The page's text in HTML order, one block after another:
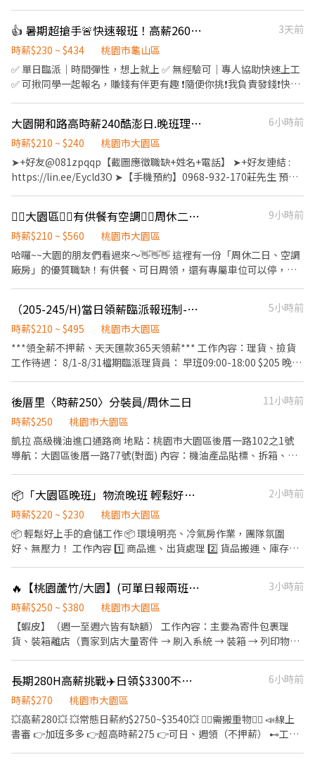
職時段： 彈性工時，輕鬆安排生活與工作~ 早班｜08:00-17:00、
09:00－18:00➡️ NT$230 午班｜13:00－20:00、14:00－23:00➡️
NT$230 晚班｜17:30－22:30➡️ NT$260 夜班｜21:00－06:00、
23:00－08:00、00:00－08:00➡️ NT$260 📍桃園市龜山區頂湖二街
後請截圖職缺文➡️私訊留下 ⌜姓名✚電話⌟ 謝謝❤️ #搞笑專員陪你抬
槓 #免諮詢費
👍 暑期超搶手🚨快速報班！高薪260🔥日領現賺💸多時段任選！
3天前
時薪$230 ~ $434
桃園市龜山區
✅ 單日臨派｜時間彈性，想上就上 ✅ 無經驗可｜專人協助快速上工
✅ 可揪同學一起報名，賺錢有伴更有趣 ❗️隨便你挑❗️我負責發錢❗️快找
17:30－22:30 夜班: 00:00－08:00 夜11班:23:00－08:00 晚9班：
21:00－06:00 ~~~~~~~~~~~~~~~~~~~~~~~~~~~~~~ 💸時薪230💸
專區 早9班：09:00 － 18:00 早8班：08:00 －17:00 午13班：13:00
－20:00 午14班：14:00－23:00 工作內容: 簡單分貨＋包裹整理 工作
地點： 📍地址: 桃園市龜山區頂湖二街
津貼加碼250~600💸 🕒 上班時段 ▪ 早班：08:00 - 17:00｜時薪
$210 ▪ 晚班：18:00 - 03:00｜時薪 $240 地址: 桃1📍桃園市大園區
建國路 桃3📍桃園市大園區中山南路 桃4📍桃園市觀音區玉林路一段
桃5📍桃園市觀音區寶倉街 桃6📍桃園市大園區航翔路 RC8📍桃園市
楊梅區環東路 桃9📍桃園市大園區建國路 桃17📍桃園市大園區開和
路 ━━━━━━━━━━━━━━━━━━━━━ ❤️𝑳𝒊𝒏𝒆 𝑰𝑫：
【@317tpzqd】明熙-Blue專員 加入後請留下您的姓名+電話+職缺
⭕️免費諮詢 ❌無收取仲介費
大園開和路高時薪240酷澎日.晚班理貨員/可不加班/無經驗可/書審/桃17-KO
6小時前
時薪$210 ~ $240
桃園市大園區
➤+好友@081zpqqp【截圖應徵職缺+姓名+電話】 ➤+好友連結 :
https://lin.ee/Eycld3O ➤【手機預約】0968-932-170莊先生 預
穩定職缺、無經驗可、書審錄取通過可立即安排上班、工作簡單/主
管.同事好相處 !!!可日領 : 一天最高1500 【薪資】:(可不加班，若有
申請加班，加班費以勞基法計算) ✅日班時薪：210 元/時 ✅晚班時
薪：240 元/時 ✅供全勤獎金1000元 ＝＝＝＝＝＝＝＝＝＝＝＝＝
作指派為原則) 文書 : 1.文書作業的工作，也是要協助現場的工作，
工作比例不一定 2.要知道如何電腦操作，基本Excel (重複值、
18:00~03:00 【是否須配合加班】:視訂單(基本上不太需要、可不加
班) 【休假制度】: 排休制 【勞健保.勞退.團保】：有 【 工作特色 】:
1.廠區有工業大電風扇，環境不悶熱 2.超過20條路線的交通車，上
班距離的問題也幫你排除了 3.免費供餐、不定期獎金加碼獎金專案
走動式久站 【工作地點】: 17倉.桃園市大園區開和路
🧜‍♀️大園區🧜‍♀️有供餐有空調🧜‍♀️周休二日🧜‍♀️組包裝🧜‍♀️可日周領🧜‍♀️@062mcqyr
9小時前
時薪$210 ~ $560
桃園市大園區
哈囉~~大園的朋友們看過來～👋👋👋 這裡有一份「周休二日、空調
廠房」的優質職缺！有供餐、可日周領，還有專屬車位可以停，等
休二日 - ⏱️【 班別與薪資待遇 】◀◀ ☀️ ｜固定日班：08:30 - 17:30
💵 薪資：時薪 210元 ｜ 可日領、周領！ 🌙｜固定夜班：20:30-5:30
💵 薪資：時薪 210元+夜班津貼450/天 🕛 休息時間： 日班用餐時
間：11:30 - 12:30 間休時間：10:00 - 10:15 / 15:00 - 15:15（兩次各
15分鐘，適度充能！） - 夜班用餐時間：00:00-01 :00 間休時間：
心保障：勞保、勞退6%、團保通通有，上工最放心！ ❄️ ｜舒適環
境：全廠房 空調開放，工作依然清爽舒適！ 🍱 ｜好康福利：廠區
車停車位，上班通勤超便利！ 💰 ｜發薪彈性：每月5號發薪，急用
錢還能申請 「日領、周領」 喔！ - ▶▶【 快速聯絡報名 】◀◀ 心
動不如馬上行動！好職缺不等人！快找姍姍報名！ 🙋🏼‍♀️ 服務專員：
姍姍 💚 官方 L.I.N.E.：@062mcqyr（搜尋時記得加上@唷！） 🔗
線上直達傳送門：https://lin.ee/nx5SzbK
（205-245/H)當日領薪臨派報班制-大園理貨員
5小時前
時薪$210 ~ $495
桃園市大園區
***領全薪不押薪、天天匯款365天領薪*** 工作內容：理貨、撿貨
工作待遇： 8/1-8/31檔期臨派理貨員： 早班09:00-18:00 $205 晚班
薪)、周領(隔周三) 用餐：代訂便當、自理(有冰箱、微波爐、外出用
餐) 聯絡方式： 手機：0903385108 李先生 賴： 0903385108
後厝里〈時薪250〉分裝員/周休二日
11小時前
時薪$250
桃園市大園區
凱拉 高級機油進口通路商 地點：桃園市大園區後厝一路102之1號
導航：大園區後厝一路77號(對面) 內容：機油產品貼標、拆箱、分
況) 休假：週休二日 薪資：250/時，可領4.4萬起 發薪：10號發薪
(可週借支)
📦「大園區晚班」物流晚班 輕鬆好上手冷氣房倉儲工作 📦
2小時前
時薪$220 ~ $230
桃園市大園區
📦 輕鬆好上手的倉儲工作 📦 環境明亮、冷氣房作業，團隊氛圍
好、無壓力！ 工作內容 1️⃣ 商品進、出貨處理 2️⃣ 貨品搬運、庫存管
律 ✨ 冷氣房作業，工作舒適不流汗 ✨ 團隊合作完成任務，氛圍融洽
無壓力 上班時間 🗓 週一至週五 📅 見紅休假（國定假日放假） ⏰ 固
定班別固定工時 💰可隔日結 週結 月結 📞 歡迎來電了解更多：0915-
820-827 加入我們，一起輕鬆完成工作！
🔥【桃園蘆竹/大園】(可單日報兩班)250/時小幫手(可日領/週領) #快速上工
3小時前
時薪$250 ~ $380
桃園市大園區
【蝦皮】（週一至週六皆有缺額） 工作內容：主要為寄件包裹理
貨、裝箱離店（賣家到店大量寄件 → 刷入系統 → 裝箱 → 列印物流
街25號1樓 早班｜12:30－16:30 午班｜16:30－20:30 夜班｜20:30
－00:30 📍 大園田心－寄件店 桃園市大園區大觀路428號1樓 午班｜
15:00－19:00 晚班｜18:30－22:30 夜班｜20:00－00:00 📍 大園民
權－寄件店 桃園市大園區民權路5之1號1樓 午班｜15:00－19:00 晚
長期280H高薪挑戰✈️日領$3300不押薪💥不扣手續費💥航空物流🪧加班多多
6小時前
時薪$270
桃園市大園區
💥高薪280💥 💥常態日薪約$2750~$3540💥 🙋‍♂️需搬重物🙋‍♂️ 📣線上
書審 👉加班多多 👉超高時薪275 👉可日、週領（不押薪） ⊷工作